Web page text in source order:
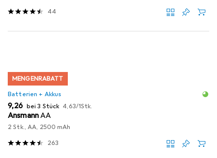
44
MENGENRABATT
Batterien + Akkus
EUR
9,26 bei 3 Stück EUR
4,63/1Stk.
AnsmannAA
2 Stk., AA, 2500 mAh
263